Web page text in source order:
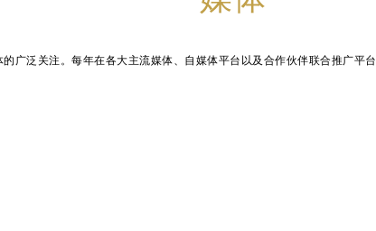
的广泛关注。每年在各大主流媒体、自媒体平台以及合作伙伴联合推广平